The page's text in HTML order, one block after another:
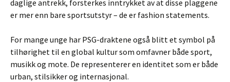
daglige antrekk, forsterkes inntrykket av at disse plaggene
er mer enn bare sportsutstyr – de er fashion statements.
For mange unge har PSG-draktene også blitt et symbol på
tilhørighet til en global kultur som omfavner både sport,
musikk og mote. De representerer en identitet som er både
urban, stilsikker og internasjonal.